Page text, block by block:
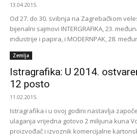
13.04.2015.
Od 27. do 30. svibnja na Zagrebačkom
bijenalni sajmovi INTERGRAFIKA, 23.
industrije i papira, i MODERNPAK, 28.
Zemlja
Istragrafika: U 2014.
12 posto
11.02.2015.
Istragrafika i u ovoj godini nastavlja
ulaganja vrijedna gotovo 2 milijuna kuna
proizvođač i izvoznik komercijalne